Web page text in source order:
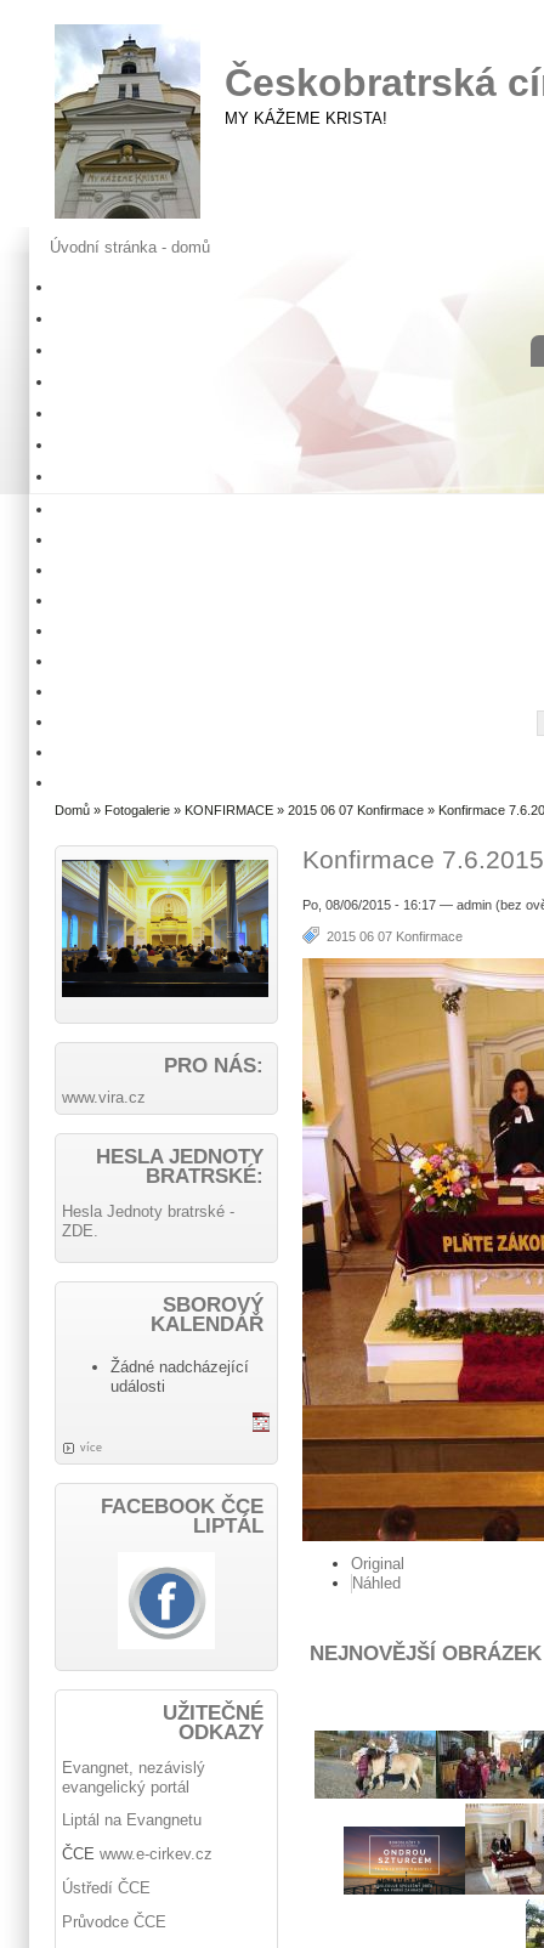
Českobratrská
MY KÁŽEME KRISTA!
Úvodní stránka - domů
Domů » Fotogalerie » KONFIRMACE » 2015 06 07 Konfirmace » Konfirmace
Konfirmace
Po, 08/06/2015 - 16:17 — admin (bez
2015 06 07 Konfirmace
Original
Náhled
NEJNOVĚJŠÍ OBRÁZEK
PRO NÁS:
www.vira.cz
HESLA JEDNOTY
BRATRSKÉ:
Hesla Jednoty bratrské -
ZDE.
SBOROVÝ
KALENDÁŘ
Žádné nadcházející
události
více
FACEBOOK ČCE
LIPTÁL
UŽITEČNÉ
ODKAZY
Evangnet, nezávislý
evangelický portál
Liptál na Evangnetu
ČCE www.e-cirkev.cz
Ústředí ČCE
Průvodce ČCE